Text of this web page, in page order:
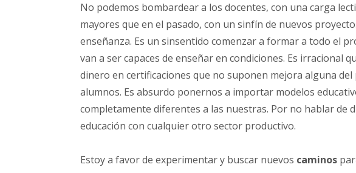
No podemos bombardear a los docentes, con una carga
mayores que en el pasado, con un sinfín de nuevos
enseñanza. Es un sinsentido comenzar a formar a todo el
van a ser capaces de enseñar en condiciones. Es irracional
dinero en certificaciones que no suponen mejora alguna del
alumnos. Es absurdo ponernos a importar modelos
completamente diferentes a las nuestras. Por no hablar de
educación con cualquier otro sector productivo.
Estoy a favor de experimentar y buscar nuevos caminos